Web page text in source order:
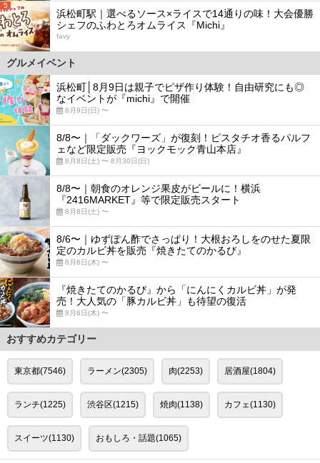
5
浜松町駅｜選べるソース×ライスで14通りの味！大会優勝
シェフのふわとろオムライス『Michi』
favy
グルメイベント
浜松町│8月9日は親子でピザ作り体験！自由研究にも◎
なイベントが『michi』で開催
8月9日(日) 〜
8/8〜｜「ダックワーズ」が復刻！ピスタチオ香るパルフ
ェなど限定販売『ヨックモック青山本店』
8月8日(土) 〜 8月30日(日)
8/8〜｜朝食のオレンジ果皮がビールに！横浜
『2416MARKET』等で限定販売スタート
8月8日(土) 〜
8/6〜｜ゆずぽん酢でさっぱり！大根おろしをのせた夏限
定のカルビ丼を販売『焼きたてのかるび』
8月6日(木) 〜
『焼きたてのかるび』から「にんにくカルビ丼」が発
売！大人気の「豚カルビ丼」も待望の復活
8月6日(木) 〜
おすすめカテゴリー
東京都(7546) ラーメン(2305) 肉(2253) 居酒屋(1804)
ランチ(1225) 渋谷区(1215) 焼肉(1138) カフェ(1130)
スイーツ(1130) おもしろ・話題(1065)